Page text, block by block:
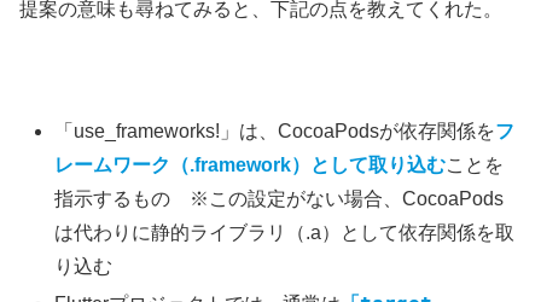
提案の意味も尋ねてみると、下記の点を教えてくれた。
「use_frameworks!」は、CocoaPodsが依存関係をフ
レームワーク（.framework）として取り込むことを
指示するもの ※この設定がない場合、CocoaPods
は代わりに静的ライブラリ（.a）として依存関係を取
り込む